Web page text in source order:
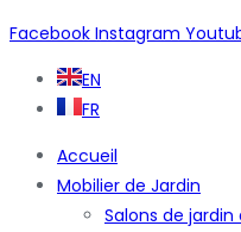
Facebook Instagram
EN
FR
Accueil
Mobilier de Jardin
Salons de jardin